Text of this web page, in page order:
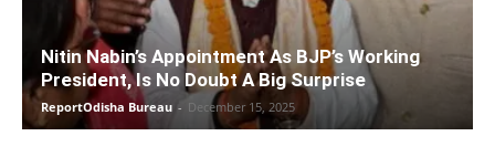
Nitin Nabin’s Appointment As BJP’s Working
President, Is No Doubt A Big Surprise
ReportOdisha Bureau - December 15, 2025